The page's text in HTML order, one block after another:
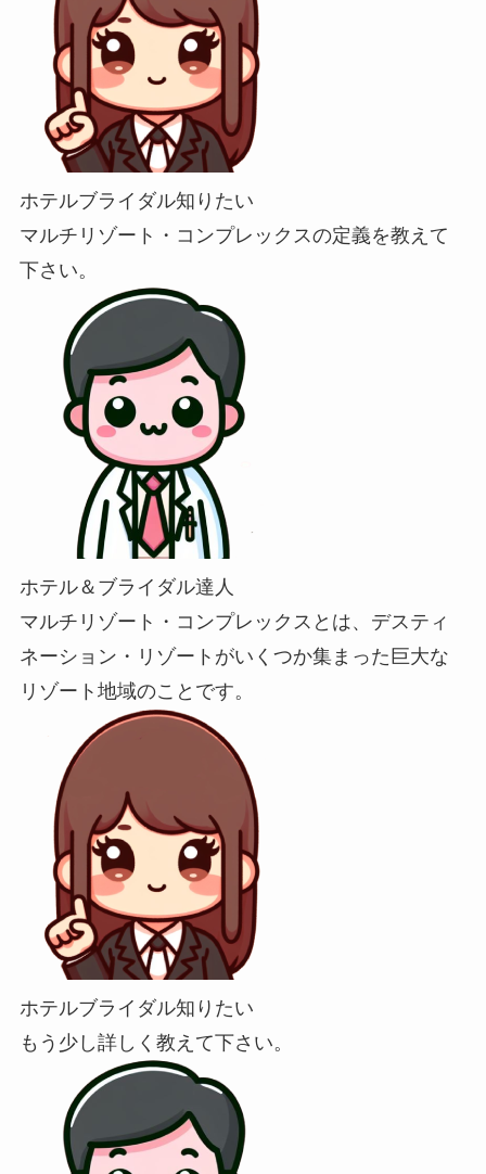
ホテルブライダル知りたい
マルチリゾート・コンプレックスの定義を教えて
下さい。
ホテル＆ブライダル達人
マルチリゾート・コンプレックスとは、デスティ
ネーション・リゾートがいくつか集まった巨大な
リゾート地域のことです。
ホテルブライダル知りたい
もう少し詳しく教えて下さい。